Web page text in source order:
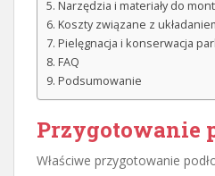
Narzędzia i materiały do
Koszty związane z
Pielęgnacja i konserwacja
FAQ
Podsumowanie
Przygotowanie
Właściwe przygotowanie